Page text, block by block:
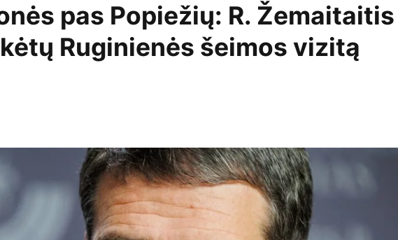
pas Popiežių: R. Žemaitaitis
Ruginienės šeimos vizitą